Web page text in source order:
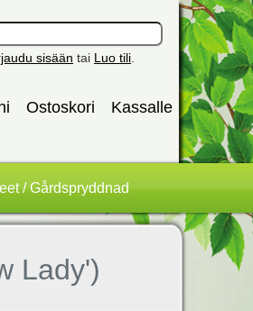
sisään tai Luo tili
Ostoskori Kassalle
/ Gårdspryddnad
Lady')